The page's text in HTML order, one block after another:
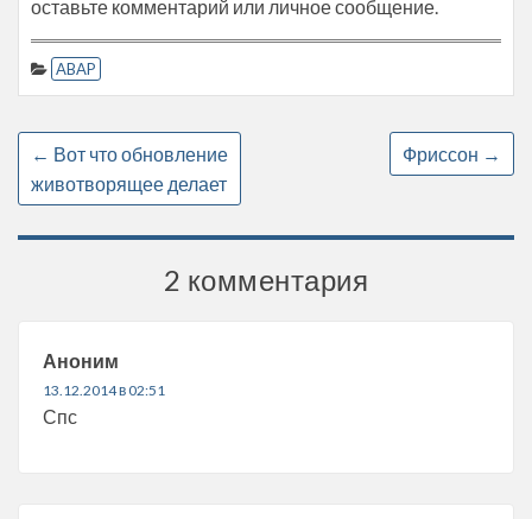
оставьте комментарий или личное сообщение.
ABAP
← Вот что обновление
животворящее делает
Фриссон →
2 комментария
Аноним
13.12.2014 в 02:51
Спс